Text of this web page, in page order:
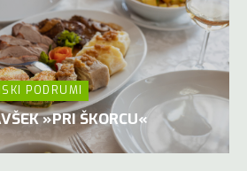
PODRUMI
»PRI ŠKORCU«